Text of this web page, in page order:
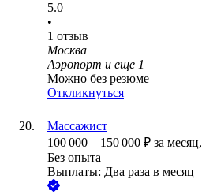
5.0
•
1 отзыв
Москва
Аэропорт и еще 1
Можно без резюме
Откликнуться
Массажист
100 000 – 150 000 ₽ за месяц,
Без опыта
Выплаты: Два раза в месяц